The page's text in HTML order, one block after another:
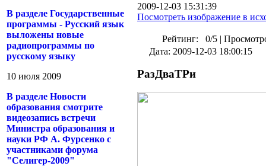
В разделе Государственные
программы - Русский язык
выложены новые
радиопрограммы по
русскому языку
10 июля 2009
В разделе Новости
образования смотрите
видеозапись встречи
Министра образования и
науки РФ А. Фурсенко с
участниками форума
"Селигер-2009"
2009-12-03 15:31:39
Посмотреть изображение в
Рейтинг: 0/5 |
Дата: 2009-12-03 18:00:15
РазДваТРи